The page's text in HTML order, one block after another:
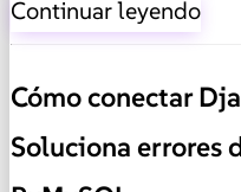
Continuar leyendo
Cómo conectar
Soluciona errores